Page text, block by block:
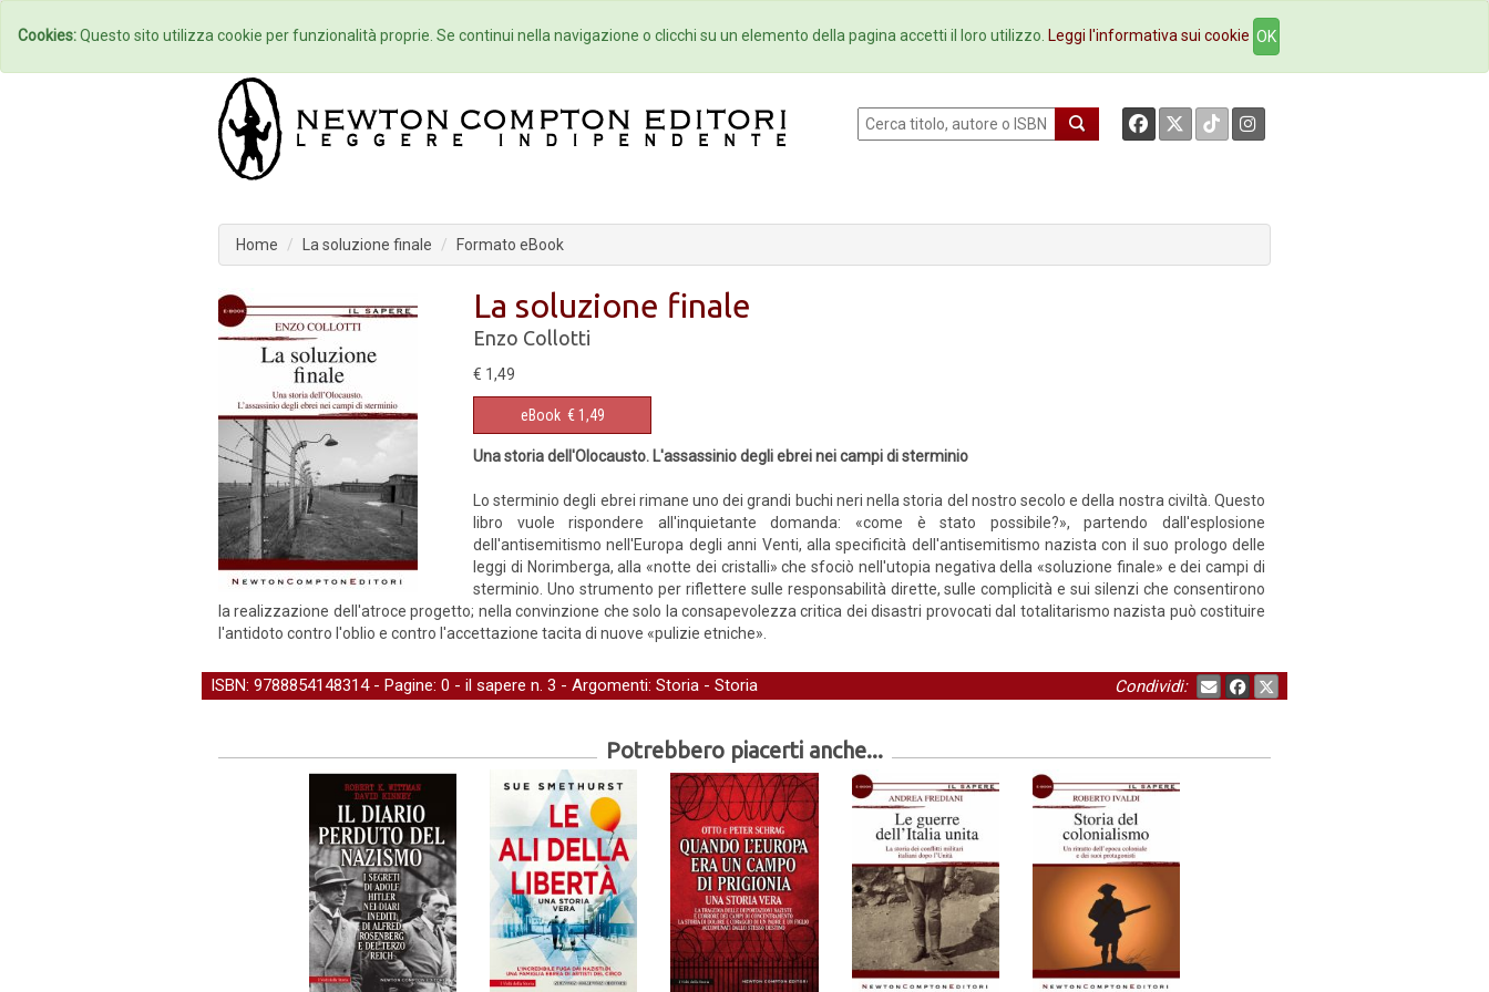
Home Autori Eventi Collane Newsletter Ebookstore Contatti
Home La soluzione finale Formato eBook
La soluzione finale
Enzo Collotti
€ 1,49
eBook € 1,49
Una storia dell'Olocausto. L'assassinio degli ebrei nei campi di sterminio
Lo sterminio degli ebrei rimane uno dei grandi buchi neri nella storia del nostro secolo e della nostra civiltà. Questo
libro vuole rispondere all'inquietante domanda: «come è stato possibile?», partendo dall'esplosione
dell'antisemitismo nell'Europa degli anni Venti, alla specificità dell'antisemitismo nazista con il suo prologo delle
leggi di Norimberga, alla «notte dei cristalli» che sfociò nell'utopia negativa della «soluzione finale» e dei campi di
sterminio. Uno strumento per riflettere sulle responsabilità dirette, sulle complicità e sui silenzi che consentirono
la realizzazione dell'atroce progetto; nella convinzione che solo la consapevolezza critica dei disastri provocati dal totalitarismo nazista può costituire
l'antidoto contro l'oblio e contro l'accettazione tacita di nuove «pulizie etniche».
ISBN: 9788854148314 - Pagine: 0 - il sapere n. 3 - Argomenti: Storia - Storia Condividi:
Potrebbero piacerti anche...
Cookies:Questo sito utilizza cookie per funzionalità proprie. Se continui nella navigazione o clicchi su un elemento della pagina accetti il loro utilizzo. Leggi l'informativa sui cookie OK